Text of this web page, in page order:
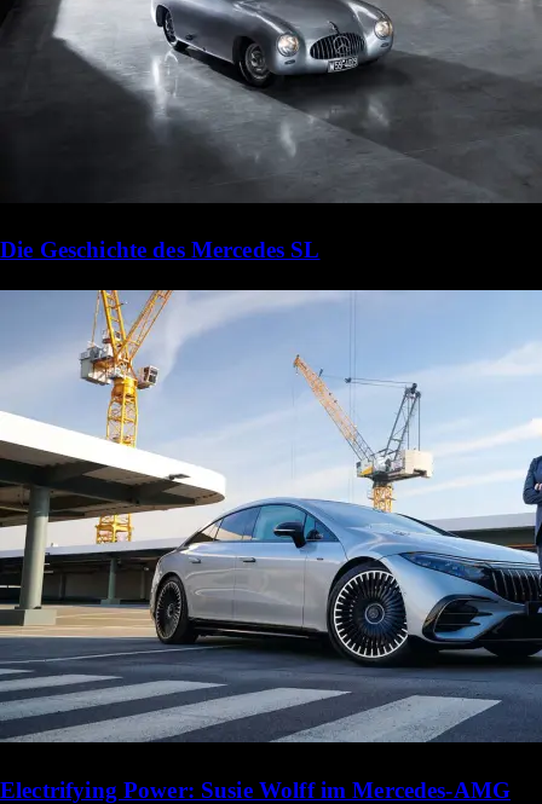
Die Geschichte des Mercedes SL
Electrifying Power: Susie Wolff im Mercedes-AMG